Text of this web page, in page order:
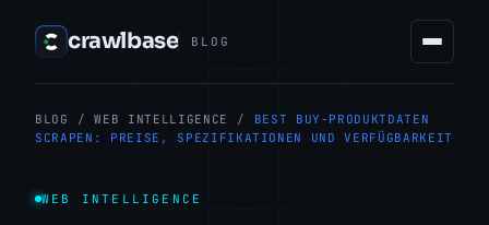
crawlbase BLOG
BLOG / WEB INTELLIGENCE /
BEST BUY-PRODUKTDATEN
SCRAPEN: PREISE, SPEZIFIKATIONEN UND VERFÜGBARKEIT
WEB INTELLIGENCE